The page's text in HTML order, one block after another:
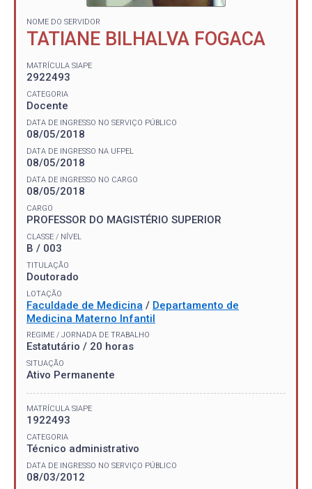
NOME DO SERVIDOR
TATIANE BILHALVA FOGACA
MATRÍCULA SIAPE
2922493
CATEGORIA
Docente
DATA DE INGRESSO NO SERVIÇO PÚBLICO
08/05/2018
DATA DE INGRESSO NA UFPEL
08/05/2018
DATA DE INGRESSO NO CARGO
08/05/2018
CARGO
PROFESSOR DO MAGISTÉRIO SUPERIOR
CLASSE / NÍVEL
B / 003
TITULAÇÃO
Doutorado
LOTAÇÃO
Faculdade de Medicina / Departamento de
Medicina Materno Infantil
REGIME / JORNADA DE TRABALHO
Estatutário / 20 horas
SITUAÇÃO
Ativo Permanente
MATRÍCULA SIAPE
1922493
CATEGORIA
Técnico administrativo
DATA DE INGRESSO NO SERVIÇO PÚBLICO
08/03/2012